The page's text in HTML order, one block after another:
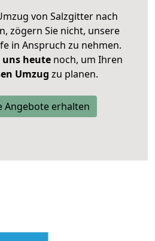
von Salzgitter nach
zögern Sie nicht, unsere
in Anspruch zu nehmen.
heutenoch, um Ihren
Umzug zu planen.
Angebote erhalten